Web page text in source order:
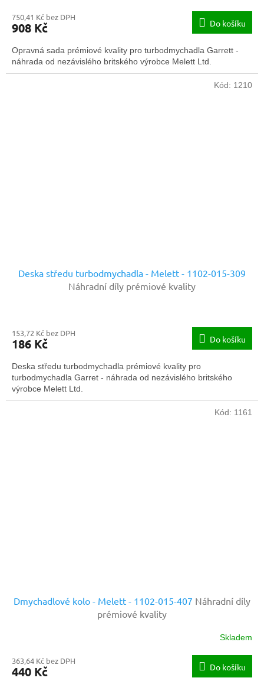
750,41 Kč bez DPH
908 Kč Do košíku
Opravná sada prémiové kvality pro turbodmychadla Garrett -
náhrada od nezávislého britského výrobce Melett Ltd.
Deska středu turbodmychadla - Melett - 1102-015-309
Náhradní díly prémiové kvality
153,72 Kč bez DPH
186 Kč Do košíku
Deska středu turbodmychadla prémiové kvality pro
turbodmychadla Garret - náhrada od nezávislého britského
výrobce Melett Ltd.
Kód: 1210
Dmychadlové kolo - Melett - 1102-015-407 Náhradní díly
prémiové kvality
Skladem
363,64 Kč bez DPH
440 Kč Do košíku
Kód: 1161